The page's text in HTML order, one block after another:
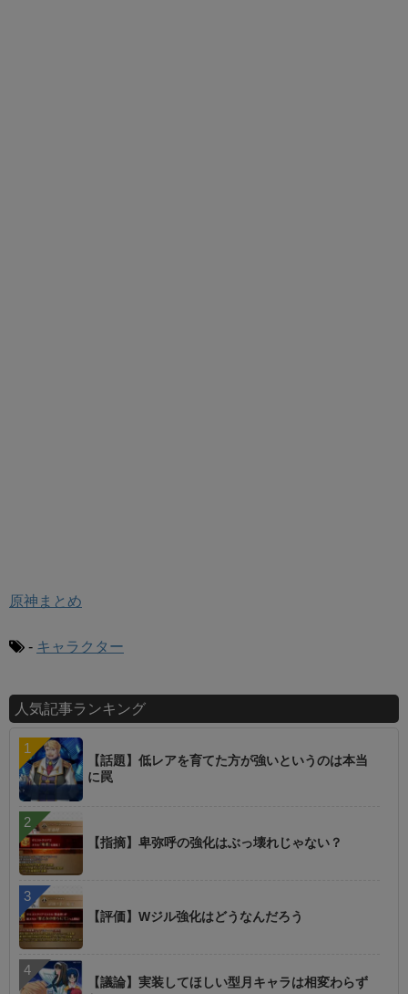
原神まとめ
- キャラクター
人気記事ランキング
【話題】低レアを育てた方が強いというのは本当
に罠
【指摘】卑弥呼の強化はぶっ壊れじゃない？
【評価】Wジル強化はどうなんだろう
【議論】実装してほしい型月キャラは相変わらず